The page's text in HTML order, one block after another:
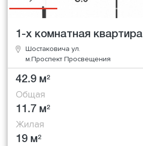
1-х комнатная квартира
Шостаковича ул.
м.Проспект Просвещения
42.9 м2
Общая
11.7 м2
Жилая
19 м2